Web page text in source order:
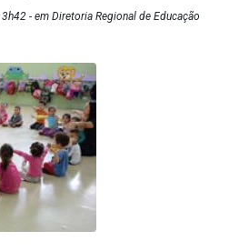
- em Diretoria Regional de Educação